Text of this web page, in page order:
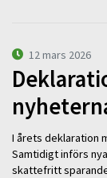
12 mars 2026
I årets deklaration
Samtidigt införs
skattefritt